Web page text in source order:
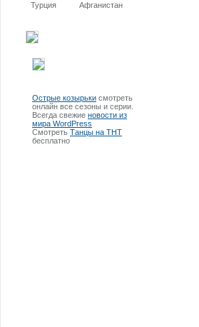
Турция Афганистан
Острые козырьки смотреть
онлайн все сезоны и серии.
Всегда свежие новости из
мира WordPress
Смотреть Танцы на ТНТ
бесплатно